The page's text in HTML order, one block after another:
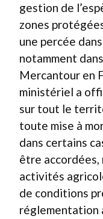
gestion de
zones
une percée
notamment
Mercantour en
ministériel a
sur tout le
toute mise à
dans certains
être
activités
de conditions
réglementation